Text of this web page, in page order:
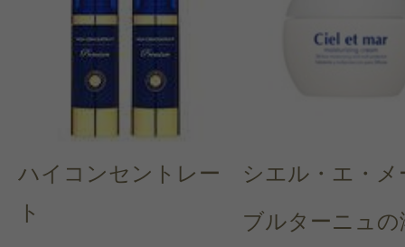
ハイコンセントレー
ト
シエル・エ・メ
ブルターニュの